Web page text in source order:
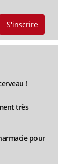
S'inscrire
!
très
pour